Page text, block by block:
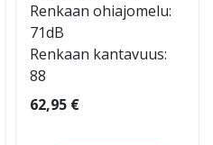
Renkaan ohiajomelu:
71dB
Renkaan kantavuus:
88
62,95 €